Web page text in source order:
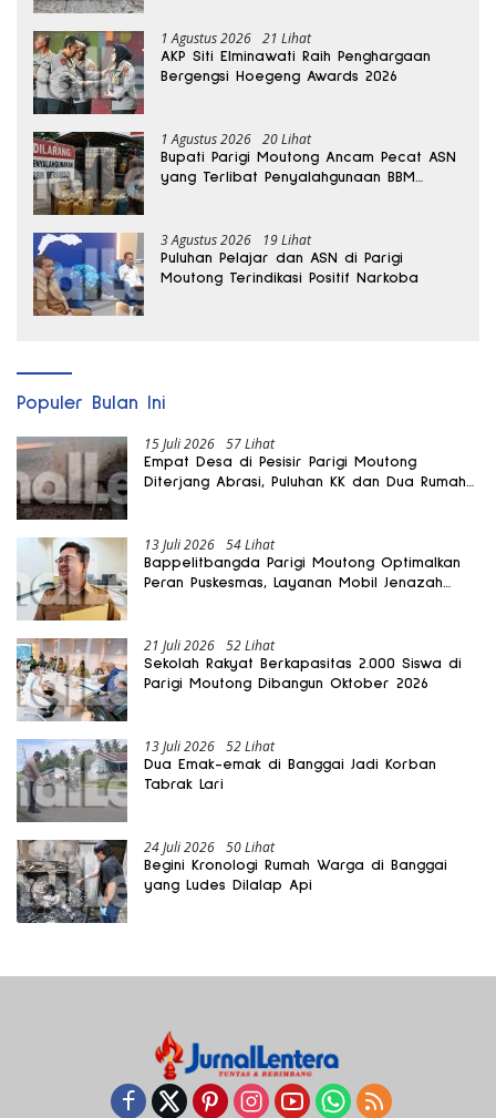
1 Agustus 2026 21 Lihat
AKP Siti Elminawati Raih Penghargaan
Bergengsi Hoegeng Awards 2026
1 Agustus 2026 20 Lihat
Bupati Parigi Moutong Ancam Pecat ASN
yang Terlibat Penyalahgunaan BBM
3 Agustus 2026 19 Lihat
Puluhan Pelajar dan ASN di Parigi
Moutong Terindikasi Positif Narkoba
Populer Bulan Ini
15 Juli 2026 57 Lihat
Empat Desa di Pesisir Parigi Moutong
Diterjang Abrasi, Puluhan KK dan Dua Rumah
13 Juli 2026 54 Lihat
Bappelitbangda Parigi Moutong Optimalkan
Peran Puskesmas, Layanan Mobil Jenazah
21 Juli 2026 52 Lihat
Sekolah Rakyat Berkapasitas 2.000 Siswa di
Parigi Moutong Dibangun Oktober 2026
13 Juli 2026 52 Lihat
Dua Emak-emak di Banggai Jadi Korban
Tabrak Lari
24 Juli 2026 50 Lihat
Begini Kronologi Rumah Warga di Banggai
yang Ludes Dilalap Api